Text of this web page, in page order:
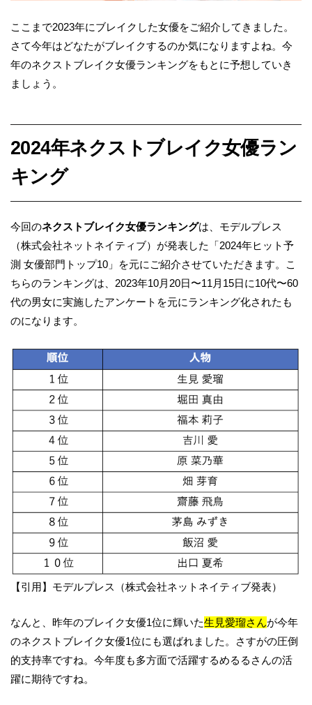
ここまで2023年にブレイクした女優をご紹介してきました。
さて今年はどなたがブレイクするのか気になりますよね。今
年のネクストブレイク女優ランキングをもとに予想していき
ましょう。
2024年ネクストブレイク女優ラン
キング
今回のネクストブレイク女優ランキングは、モデルプレス
（株式会社ネットネイティブ）が発表した「2024年ヒット予
測 女優部門トップ10」を元にご紹介させていただきます。こ
ちらのランキングは、2023年10月20日〜11月15日に10代〜60
代の男女に実施したアンケートを元にランキング化されたも
のになります。
【引用】モデルプレス（株式会社ネットネイティブ発表）
なんと、昨年のブレイク女優1位に輝いた生見愛瑠さんが今年
のネクストブレイク女優1位にも選ばれました。さすがの圧倒
的支持率ですね。今年度も多方面で活躍するめるるさんの活
躍に期待ですね。